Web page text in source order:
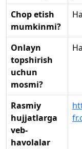
Chop etish
mumkinmi?
Ha
Onlayn
topshirish
uchun
mosmi?
Ha
Rasmiy
hujjatlarga
veb-
havolalar